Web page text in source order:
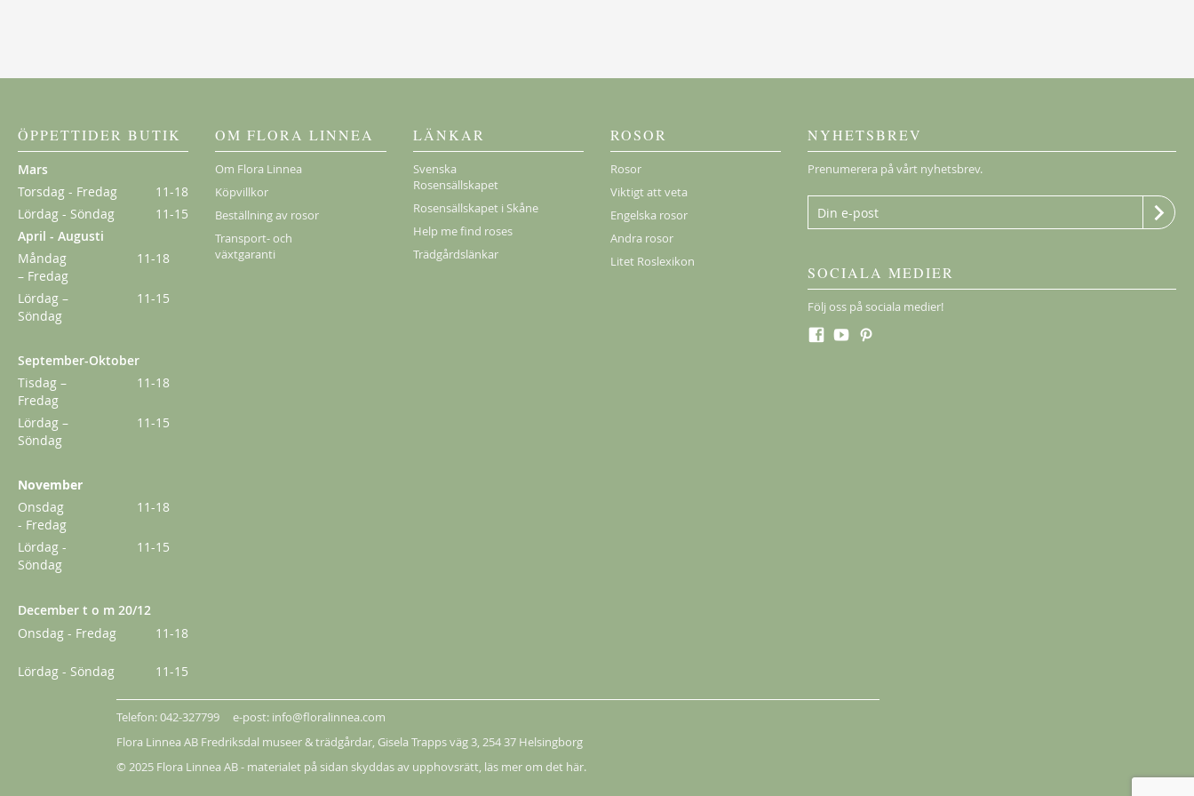
Kordes Aloha
229,00 kr
Från179,00 kr
Klematis Summer Snow/Paul Farges
ÖPPETTIDER BUTIK
Mars
Torsdag - Fredag
11-18
Lördag - Söndag
11-15
April - Augusti
Måndag
– Fredag
11-18
Lördag –
Söndag
11-15
September-Oktober
Tisdag –
Fredag
11-18
Lördag –
Söndag
11-15
November
Onsdag
- Fredag
11-18
Lördag -
Söndag
11-15
December t o m 20/12
Onsdag - Fredag
11-18
Lördag - Söndag 11-15
OM FLORA LINNEA
Om Flora Linnea
Köpvillkor
Beställning av rosor
Transport- och
växtgaranti
LÄNKAR
Svenska
Rosensällskapet
Rosensällskapet i Skåne
Help me find roses
Trädgårdslänkar
ROSOR
Rosor
Viktigt att veta
Engelska rosor
Andra rosor
Litet Roslexikon
NYHETSBREV
Prenumerera på vårt nyhetsbrev.
SOCIALA MEDIER
Följ oss på sociala medier!
Telefon: 042-327799 e-post: info@floralinnea.com
Flora Linnea AB Fredriksdal museer & trädgårdar, Gisela Trapps väg 3, 254 37 Helsingborg
© 2025 Flora Linnea AB - materialet på sidan skyddas av upphovsrätt, läs mer om det här.